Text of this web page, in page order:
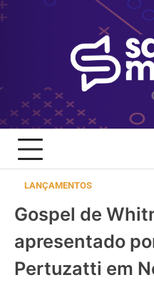
Skip
to
LANÇAMENTOS
Gospel de
apresentado
Pertuzatti em